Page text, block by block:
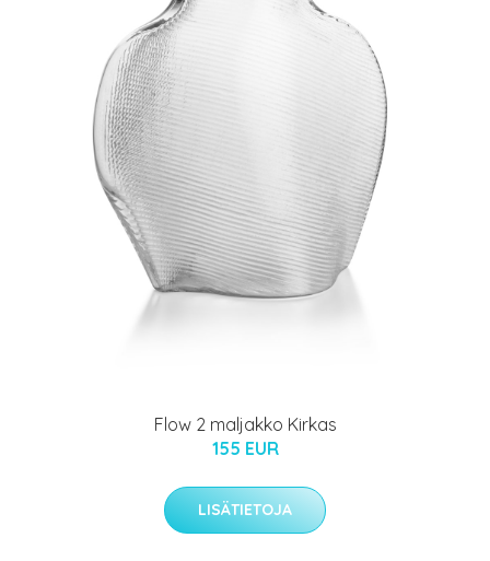
Flow 2 maljakko Kirkas
155 EUR
LISÄTIETOJA